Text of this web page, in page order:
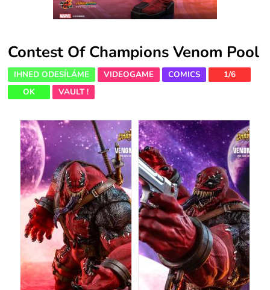
Contest Of Champions Venom Pool
IHNED ODESÍLÁME VIDEOGAME COMICS
1/6
OK
VAULT !